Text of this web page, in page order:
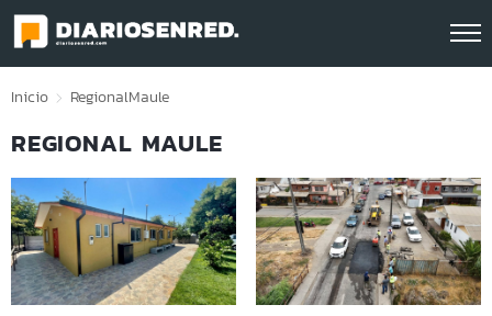
Click acá para ir directamente al contenido
Inicio RegionalMaule
REGIONAL MAULE